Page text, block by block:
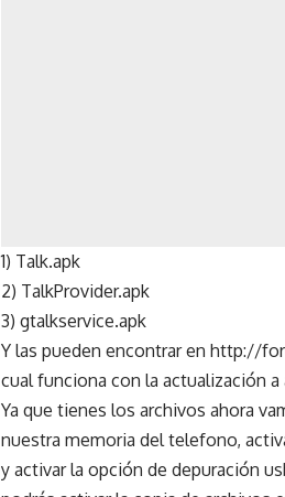
1) Talk.apk
2) TalkProvider.apk
3) gtalkservice.apk
Y las pueden encontrar en http://
cual funciona con la actualización
Ya que tienes los archivos ahora
nuestra memoria del telefono,
y activar la opción de depuración